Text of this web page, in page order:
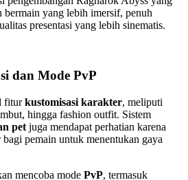
bermain yang lebih imersif, penuh
presentasi yang lebih sinematis.
dan Mode PvP
fiturkustomisasi karakter, meliputi
hingga fashion outfit. Sistem
pet juga mendapat perhatian karena
pemain untuk menentukan gaya
mencoba mode PvP, termasuk